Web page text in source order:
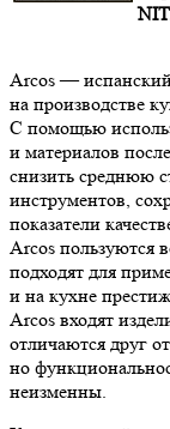
Arcos —
на производстве
С помощью
и материалов
снизить среднюю
инструментов,
показатели
Arcos пользуются
подходят для
и на кухне
Arcos входят
отличаются друг
но
неизменны.